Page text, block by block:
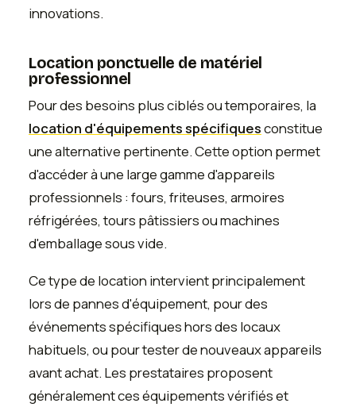
innovations.
Location ponctuelle de matériel
professionnel
Pour des besoins plus ciblés ou temporaires, la
location d'équipements spécifiquesconstitue
une alternative pertinente. Cette option permet
d'accéder à une large gamme d'appareils
professionnels : fours, friteuses, armoires
réfrigérées, tours pâtissiers ou machines
d'emballage sous vide.
Ce type de location intervient principalement
lors de pannes d'équipement, pour des
événements spécifiques hors des locaux
habituels, ou pour tester de nouveaux appareils
avant achat. Les prestataires proposent
généralement ces équipements vérifiés et